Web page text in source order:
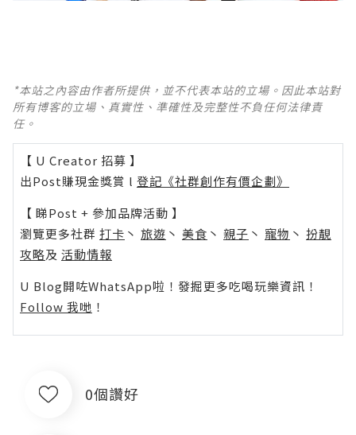
*本站之內容由作者所提供，並不代表本站的立場。因此本站對
所有博客的立場、真實性、準確性及完整性不負任何法律責
任。
【 U Creator 招募 】
出Post賺現金獎賞 l 登記《社群創作有價企劃》
【 睇Post + 參加品牌活動 】
瀏覽更多社群 打卡 丶 旅遊 丶 美食 丶 親子 丶 寵物 丶 扮靚
攻略及 活動情報
U Blog開咗WhatsApp啦！發掘更多吃喝玩樂資訊！
Follow 我哋 ！
0個讚好